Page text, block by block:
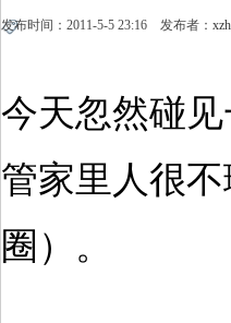
发布时间：2011-5-5 23:16 发布者：
今天忽然碰
管家里人很
圈）。